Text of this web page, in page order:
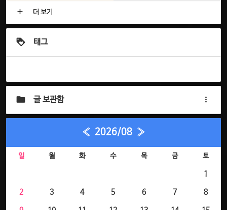
더 보기
태그
글 보관함
« 2026/08 »
일 월 화 수 목 금 토
1
2 3 4 5 6 7 8